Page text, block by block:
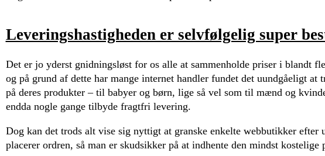
Leveringshastigheden er selvfølgelig super
Det er jo yderst gnidningsløst for os alle at sammenholde priser i blandt
og på grund af dette har mange internet handler fundet det uundgåeligt at
på deres produkter – til babyer og børn, lige så vel som til mænd og
endda nogle gange tilbyde fragtfri levering.
Dog kan det trods alt vise sig nyttigt at granske enkelte webbutikker efter
placerer ordren, så man er skudsikker på at indhente den mindst kostelige